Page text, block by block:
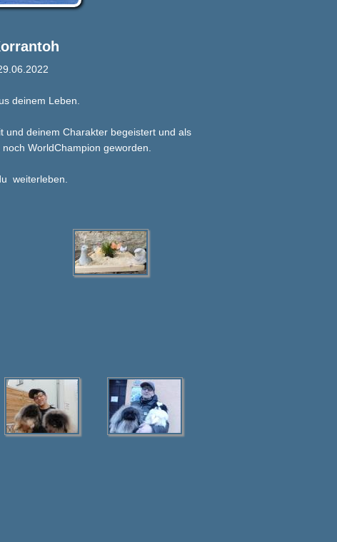
deinem Leben.
und deinem Charakter begeistert und als
WorldChampion geworden.
weiterleben.